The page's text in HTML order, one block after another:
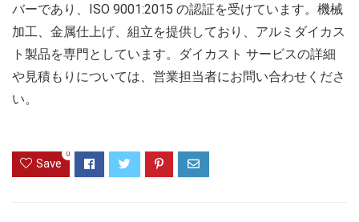
バーであり、ISO 9001:2015 の認証を受けています。機械
加工、金属仕上げ、組立を提供しており、アルミダイカス
ト製品を専門としています。ダイカスト サービスの詳細
や見積もりについては、営業担当者にお問い合わせくださ
い。
Save
0